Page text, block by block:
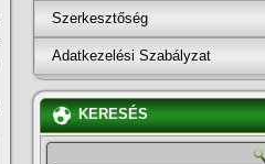
Szerkesztőség
Adatkezelési Szabályzat
KERESÉS